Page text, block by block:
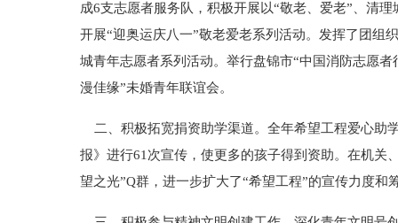
成6支志愿者服务队，积极开展以“敬老、爱老”、清
开展“迎奥运庆八一”敬老爱老系列活动。发挥了团组
城青年志愿者系列活动。举行盘锦市“中国消防志愿
漫佳缘”未婚青年联谊会。
二、积极拓宽捐资助学渠道。全年希望工程爱心助
报》进行61次宣传，使更多的孩子得到资助。在机关
望之光”Q群，进一步扩大了“希望工程”的宣传力度和